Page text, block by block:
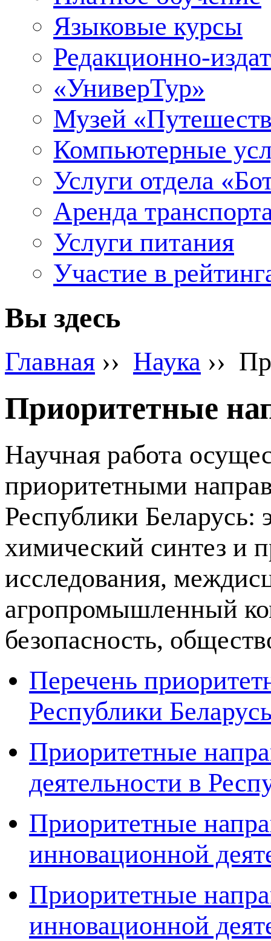
Языковые курсы
Редакционно-
«УниверТур»
Музей
Компьютерные
Услуги отдела
Аренда
Услуги питания
Участие в
Вы здесь
Главная ›› Наука ››
Приоритетные
Научная работа
приоритетными
Республики Беларусь:
химический синтез и
исследования,
агропромышленный
безопасность,
Перечень
Республики
Приоритетные
деятельности в
Приоритетные
инновационной
Приоритетные
инновационной